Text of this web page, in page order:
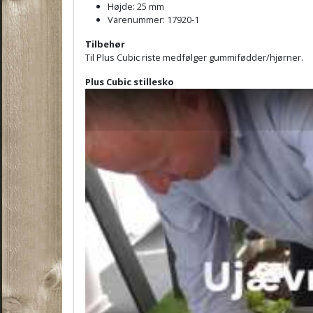
Højde: 25 mm
Varenummer: 17920-1
Tilbehør
Til Plus Cubic riste medfølger gummifødder/hjørner.
Plus Cubic stillesko